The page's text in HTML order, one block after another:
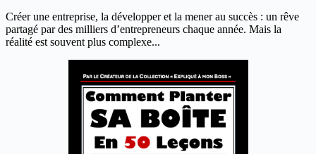
Créer une entreprise, la développer et la mener au succès : un rêve
partagé par des milliers d’entrepreneurs chaque année. Mais la
réalité est souvent plus complexe...